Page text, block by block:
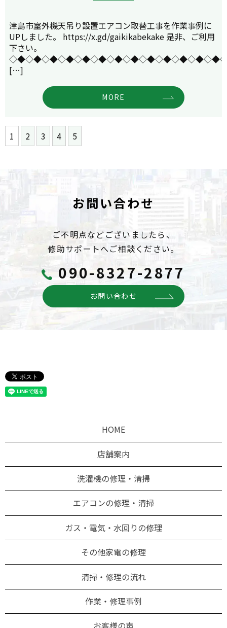
津島市室外機天吊り設置エアコン取替工事を作業事例に
UPしました。 https://x.gd/gaikikabekake 是非、ご利用
下さい。
[…]
MORE
1 2 3 4 5
お問い合わせ
ご不明点などございましたら、
修助サポートへご相談ください。
090-8327-2877
お問い合わせ
HOME
店舗案内
洗濯機の修理・清掃
エアコンの修理・清掃
ガス・電気・水回りの修理
その他家電の修理
清掃・修理の流れ
作業・修理事例